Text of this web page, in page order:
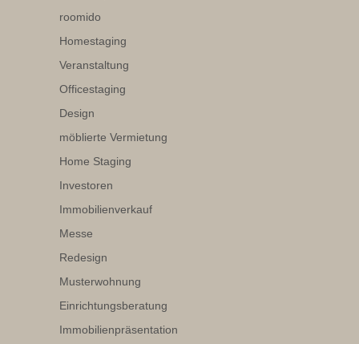
roomido
Homestaging
Veranstaltung
Officestaging
Design
möblierte Vermietung
Home Staging
Investoren
Immobilienverkauf
Messe
Redesign
Musterwohnung
Einrichtungsberatung
Immobilienpräsentation